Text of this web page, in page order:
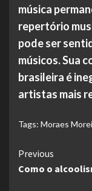
música
repertório
pode ser
músicos. Sua
brasileira é
artistas mais
Tags: Moraes
Continue
Reading
Previous
Como o